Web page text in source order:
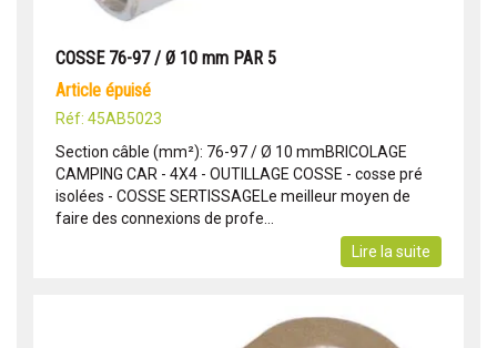
COSSE 76-97 / Ø 10 mm PAR 5
article épuisé
Réf: 45AB5023
Section câble (mm²): 76-97 / Ø 10 mmBRICOLAGE
CAMPING CAR - 4X4 - OUTILLAGE COSSE - cosse pré
isolées - COSSE SERTISSAGELe meilleur moyen de
faire des connexions de profe...
Lire la suite